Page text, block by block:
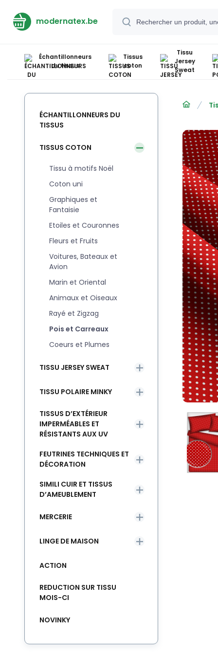
modernatex.be
Échantillonneurs
du tissus
Tissus
coton
Tissu
Jersey
Sweat
ÉCHANTILLONNEURS DU
TISSUS
TISSUS COTON
Tissu à motifs Noël
Coton uni
Graphiques et
Fantaisie
Etoiles et Couronnes
Fleurs et Fruits
Voitures, Bateaux et
Avion
Marin et Oriental
Animaux et Oiseaux
Rayé et Zigzag
Pois et Carreaux
Coeurs et Plumes
TISSU JERSEY SWEAT
TISSU POLAIRE MINKY
TISSUS D’EXTÉRIEUR
IMPERMÉABLES ET
RÉSISTANTS AUX UV
FEUTRINES TECHNIQUES ET
DÉCORATION
SIMILI CUIR ET TISSUS
D’AMEUBLEMENT
MERCERIE
LINGE DE MAISON
ACTION
REDUCTION SUR TISSU
MOIS-CI
NOVINKY